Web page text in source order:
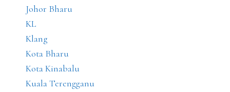
Johor Bharu
KL
Klang
Kota Bharu
Kota Kinabalu
Kuala Terengganu